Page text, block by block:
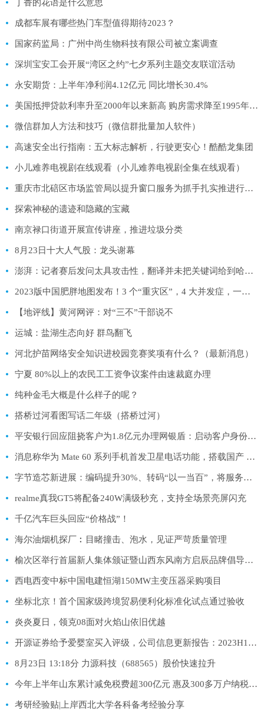
丁香的花语是什么意思
成都车展有哪些热门车型值得期待2023？
国家药监局：广州中尚生物科技有限公司被立案调查
深圳宝安工会开展“湾区之约”七夕系列主题交友联谊活动
永安期货：上半年净利润4.12亿元 同比增长30.4%
美国抵押贷款利率升至2000年以来新高 购房需求降至1995年以来新低
微信群加人方法和技巧（微信群批量加人软件）
高速安全出行指南：五大标志解析，行驶更安心！酷酷龙集团
小儿难养电视剧在线观看（小儿难养电视剧全集在线观看）
重庆市北碚区市场监管局以提升窗口服务为抓手扎实推进行风建设
探索神秘的遗迹和隐藏的宝藏
南京禄口街道开展宣传讲座，推进垃圾分类
8月23日十大人气股：龙头谢幕
澎湃：记者赛后发问太具攻击性，翻译并未把关键词给到哈维尔
2023版中国肥胖地图发布！3 个“重灾区”，4 大并发症，一次揭秘！（悄悄告诉你，这篇文章特别好）
【地评线】黄河网评：对“三不”干部说不
运城：盐湖生态向好 群鸟翻飞
河北护苗网络安全知识进校园竞赛奖项有什么？（最新消息）
宁夏 80%以上的农民工工资争议案件由速裁庭办理
纯种金毛大概是什么样子的呢？
搭桥过河看图写话二年级（搭桥过河）
平安银行回应阻挠客户为1.8亿元办理网银盾：启动客户身份尽调期间收到司法冻结指令
消息称华为 Mate 60 系列手机首发卫星电话功能，搭载国产 PA 芯片
字节造芯新进展：编码提升30%、转码“以一当百”，将服务火山引擎
realme真我GT5将配备240W满级秒充，支持全场景亮屏闪充
千亿汽车巨头回应“价格战”！
海尔油烟机探厂︰目睹撞击、泡水，见证严苛质量管理
榆次区举行首届新人集体颁证暨山西东风南方启辰品牌倡导文明婚俗活动启动仪式
西电西变中标中国电建恒湖150MW主变压器采购项目
坐标北京！首个国家级跨境贸易便利化标准化试点通过验收
炎炎夏日，领克08面对火焰山依旧优越
开源证券给予爱婴室买入评级，公司信息更新报告：2023H1收入小幅下滑，精耕细作深化泛母婴业态
8月23日 13:18分 力源科技（688565）股价快速拉升
今年上半年山东累计减免税费超300亿元 惠及300多万户纳税人缴费人
考研经验贴|上岸西北大学各科备考经验分享